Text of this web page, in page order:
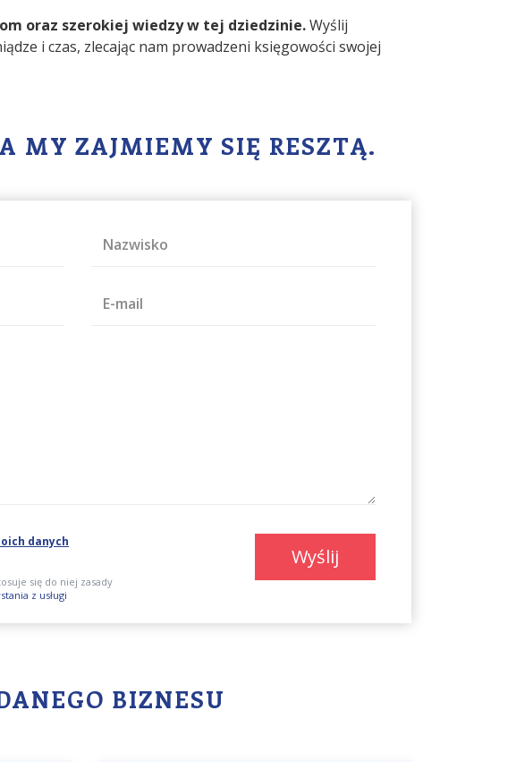
oraz szerokiej wiedzy w tej dziedzinie.Wyślij
i czas, zlecając nam prowadzeni księgowości swojej
MY ZAJMIEMY SIĘ RESZTĄ.
Nazwisko
E-mail
danych
się do niej zasady
z usługi
Wyślij
BIZNESU